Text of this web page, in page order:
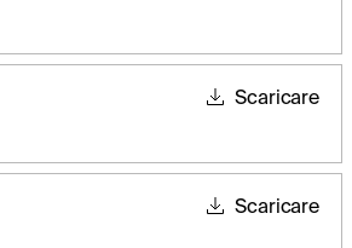
Scaricare
Scaricare